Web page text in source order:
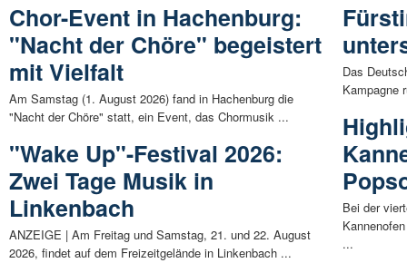
Chor-Event in Hachenburg:
"Nacht der Chöre" begeistert
mit Vielfalt
Am Samstag (1. August 2026) fand in Hachenburg die
"Nacht der Chöre" statt, ein Event, das Chormusik ...
"Wake Up"-Festival 2026:
Zwei Tage Musik in
Linkenbach
ANZEIGE | Am Freitag und Samstag, 21. und 22. August
2026, findet auf dem Freizeitgelände in Linkenbach ...
Das
Kampagne
Bei der
...